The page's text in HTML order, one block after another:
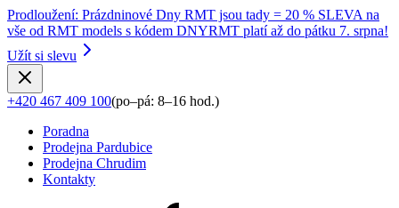
Prodloužení: Prázdninové Dny RMT jsou tady = 20 % SLEVA na
vše od RMT models s kódem DNYRMT platí až do pátku 7. srpna!
Užít si slevu
+420 467 409 100(po–pá: 8–16 hod.)
Poradna
Prodejna Pardubice
Prodejna Chrudim
Kontakty